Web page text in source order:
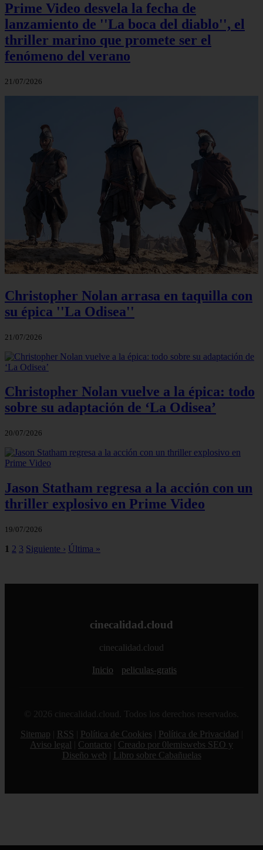
Prime Video desvela la fecha de
lanzamiento de ''La boca del diablo'', el
thriller marino que promete ser el
fenómeno del verano
21/07/2026
Christopher Nolan arrasa en taquilla con
su épica ''La Odisea''
21/07/2026
Christopher Nolan vuelve a la épica: todo
sobre su adaptación de ‘La Odisea’
20/07/2026
Jason Statham regresa a la acción con un
thriller explosivo en Prime Video
19/07/2026
1 2 3 Siguiente › Última »
cinecalidad.cloud
cinecalidad.cloud
Inicio peliculas-gratis
© 2026 cinecalidad.cloud. Todos los derechos reservados.
Sitemap
RSS Política de Cookies Política de Privacidad
Aviso legal
Contacto
Creado por 0lemiswebs SEO y
Diseño web
Libro sobre Cabañuelas